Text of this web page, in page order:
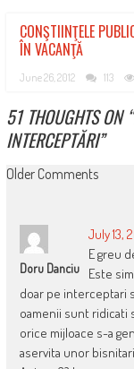
CONŞTIINŢELE
ÎN VACANŢĂ
June 26, 2012 113
51 THOUGHTS ON “
INTERCEPTĂRI”
COMMENT
Older Comments
Doru Danciu
July 13,
E greu
Este
doar pe interceptari
oamenii sunt ridicati
orice mijloace s-a
aservita unor